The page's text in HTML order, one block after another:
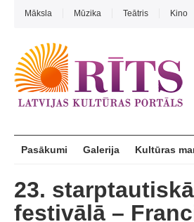
Māksla Mūzika Teātris Kino
Pasākumi Galerija Kultūras
23.
festivālā –